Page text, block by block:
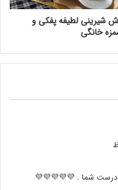
شیرینی لطیفه پفکی و
خانگی
درست شما . 💜💜💜💜💜